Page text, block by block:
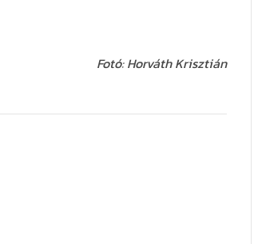
Fotó: Horváth Krisztián